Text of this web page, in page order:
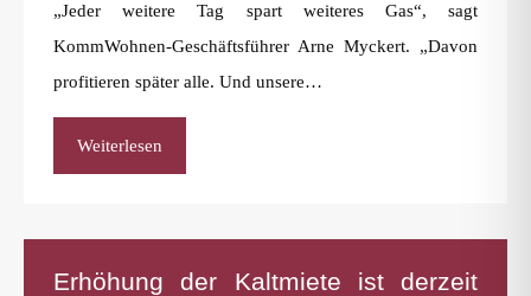
„Jeder weitere Tag spart weiteres Gas“, sagt
KommWohnen-Geschäftsführer Arne Myckert. „Davon
profitieren später alle. Und unsere…
Weiterlesen
Erhöhung der Kaltmiete ist derzeit